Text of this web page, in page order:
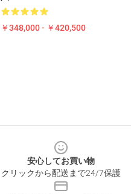
￥348,000 - ￥420,500
安心してお買い物
クリックから配送まで24/7保護